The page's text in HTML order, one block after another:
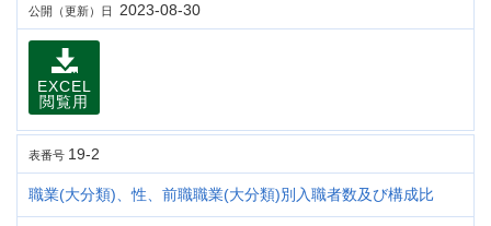
公開（更新）日 2023-08-30
EXCEL
閲覧用
表番号 19-2
職業(大分類)、性、前職職業(大分類)別入職者数及び構成比